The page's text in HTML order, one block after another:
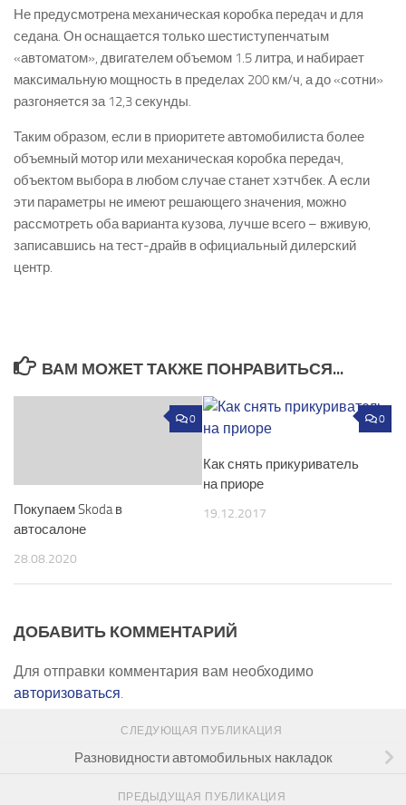
Не предусмотрена механическая коробка передач и для
седана. Он оснащается только шестиступенчатым
«автоматом», двигателем объемом 1.5 литра, и набирает
максимальную мощность в пределах 200 км/ч, а до «сотни»
разгоняется за 12,3 секунды.
Таким образом, если в приоритете автомобилиста более
объемный мотор или механическая коробка передач,
объектом выбора в любом случае станет хэтчбек. А если
эти параметры не имеют решающего значения, можно
рассмотреть оба варианта кузова, лучше всего – вживую,
записавшись на тест-драйв в официальный дилерский
центр.
ВАМ МОЖЕТ ТАКЖЕ ПОНРАВИТЬСЯ...
0
Покупаем Skoda в
автосалоне
28.08.2020
0
Как снять прикуриватель
на приоре
19.12.2017
ДОБАВИТЬ КОММЕНТАРИЙ
Для отправки комментария вам необходимо
авторизоваться.
СЛЕДУЮЩАЯ ПУБЛИКАЦИЯ
Разновидности автомобильных накладок
ПРЕДЫДУЩАЯ ПУБЛИКАЦИЯ